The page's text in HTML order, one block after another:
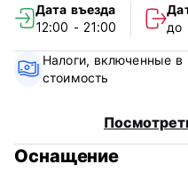
района Сукре (Боливия).
Наш отель типа «постель
местом как для деловых
туристов.
Мы предлагаем
Дата въезда
12:00 - 21:00
до
Налоги, включенные в
стоимость
Оснащение